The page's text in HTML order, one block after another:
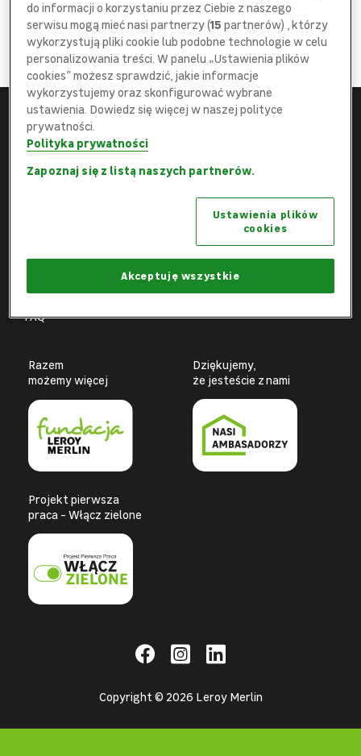
DOŁĄCZ
do najlepszej Ekipy
Menu
Strona główna
Fachowcy
FAQ
leroymerlin.pl
Fundacja Leroy Merlin
Biuro prasowe
Ochrona danych osobowych
Razem
możemy więcej
Dziękujemy,
że jesteście z nami
Projekt pierwsza
praca - Włącz zielone
Copyright © 2026 Leroy Merlin
do informacji o korzystaniu przez Ciebie z naszego
serwisu mogą mieć nasi partnerzy (15 partnerów) , którzy
wykorzystują pliki cookie lub podobne technologie w celu
personalizowania treści. W panelu „Ustawienia plików
cookies” możesz sprawdzić, jakie informacje
wykorzystujemy oraz skonfigurować wybrane
ustawienia. Dowiedz się więcej w naszej polityce
prywatności.
Polityka prywatności
Zapoznaj się z listą naszych partnerów.
Ustawienia plików
cookies
Akceptuję wszystkie